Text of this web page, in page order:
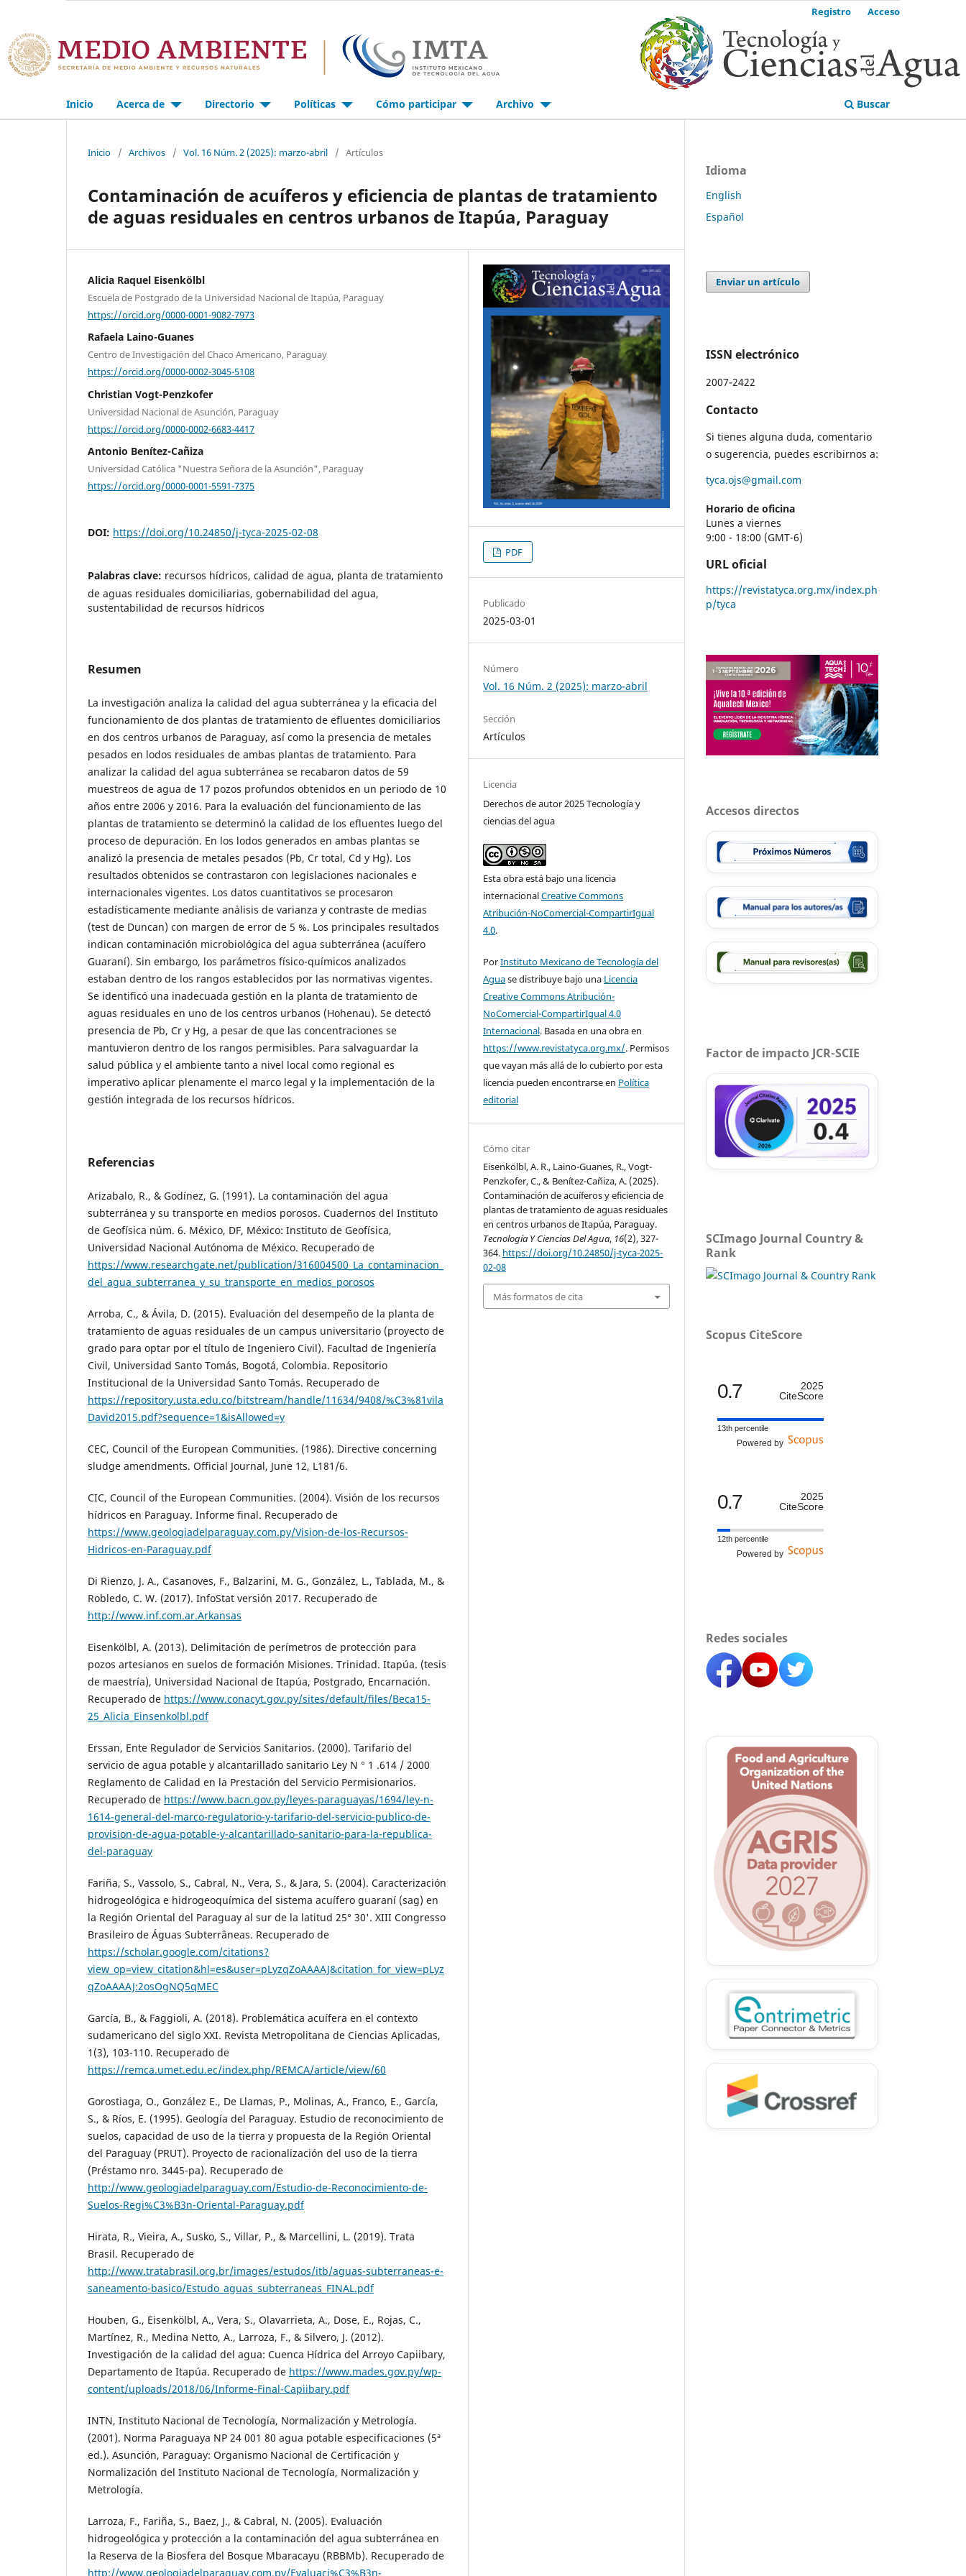
Inicio Acerca de Directorio Políticas Cómo participar Archivo Buscar
Registro Acceso
Inicio / Archivos / Vol. 16 Núm. 2 (2025): marzo-abril / Artículos
Contaminación de acuíferos y eficiencia de plantas de tratamiento
de aguas residuales en centros urbanos de Itapúa, Paraguay
Alicia Raquel Eisenkölbl
Escuela de Postgrado de la Universidad Nacional de Itapúa, Paraguay
https://orcid.org/0000-0001-9082-7973
Rafaela Laino-Guanes
Centro de Investigación del Chaco Americano, Paraguay
https://orcid.org/0000-0002-3045-5108
Christian Vogt-Penzkofer
Universidad Nacional de Asunción, Paraguay
https://orcid.org/0000-0002-6683-4417
Antonio Benítez-Cañiza
Universidad Católica "Nuestra Señora de la Asunción", Paraguay
https://orcid.org/0000-0001-5591-7375
DOI: https://doi.org/10.24850/j-tyca-2025-02-08
Palabras clave: recursos hídricos, calidad de agua, planta de tratamiento
de aguas residuales domiciliarias, gobernabilidad del agua,
sustentabilidad de recursos hídricos
Resumen
La investigación analiza la calidad del agua subterránea y la eficacia del
funcionamiento de dos plantas de tratamiento de efluentes domiciliarios
en dos centros urbanos de Paraguay, así como la presencia de metales
pesados en lodos residuales de ambas plantas de tratamiento. Para
analizar la calidad del agua subterránea se recabaron datos de 59
muestreos de agua de 17 pozos profundos obtenidos en un periodo de 10
años entre 2006 y 2016. Para la evaluación del funcionamiento de las
plantas de tratamiento se determinó la calidad de los efluentes luego del
proceso de depuración. En los lodos generados en ambas plantas se
analizó la presencia de metales pesados (Pb, Cr total, Cd y Hg). Los
resultados obtenidos se contrastaron con legislaciones nacionales e
internacionales vigentes. Los datos cuantitativos se procesaron
estadísticamente mediante análisis de varianza y contraste de medias
(test de Duncan) con margen de error de 5 %. Los principales resultados
indican contaminación microbiológica del agua subterránea (acuífero
Guaraní). Sin embargo, los parámetros físico-químicos analizados
estaban dentro de los rangos establecidos por las normativas vigentes.
Se identificó una inadecuada gestión en la planta de tratamiento de
aguas residuales en uno de los centros urbanos (Hohenau). Se detectó
presencia de Pb, Cr y Hg, a pesar de que las concentraciones se
mantuvieron dentro de los rangos permisibles. Para salvaguardar la
salud pública y el ambiente tanto a nivel local como regional es
imperativo aplicar plenamente el marco legal y la implementación de la
gestión integrada de los recursos hídricos.
Referencias
Arizabalo, R., & Godínez, G. (1991). La contaminación del agua
subterránea y su transporte en medios porosos. Cuadernos del Instituto
de Geofísica núm. 6. México, DF, México: Instituto de Geofísica,
Universidad Nacional Autónoma de México. Recuperado de
https://www.researchgate.net/publication/316004500_La_contaminacion_
del_agua_subterranea_y_su_transporte_en_medios_porosos
Arroba, C., & Ávila, D. (2015). Evaluación del desempeño de la planta de
tratamiento de aguas residuales de un campus universitario (proyecto de
grado para optar por el título de Ingeniero Civil). Facultad de Ingeniería
Civil, Universidad Santo Tomás, Bogotá, Colombia. Repositorio
Institucional de la Universidad Santo Tomás. Recuperado de
https://repository.usta.edu.co/bitstream/handle/11634/9408/%C3%81vila
David2015.pdf?sequence=1&isAllowed=y
CEC, Council of the European Communities. (1986). Directive concerning
sludge amendments. Official Journal, June 12, L181/6.
CIC, Council of the European Communities. (2004). Visión de los recursos
hídricos en Paraguay. Informe final. Recuperado de
https://www.geologiadelparaguay.com.py/Vision-de-los-Recursos-
Hidricos-en-Paraguay.pdf
Di Rienzo, J. A., Casanoves, F., Balzarini, M. G., González, L., Tablada, M., &
Robledo, C. W. (2017). InfoStat versión 2017. Recuperado de
http://www.inf.com.ar.Arkansas
Eisenkölbl, A. (2013). Delimitación de perímetros de protección para
pozos artesianos en suelos de formación Misiones. Trinidad. Itapúa. (tesis
de maestría), Universidad Nacional de Itapúa, Postgrado, Encarnación.
Recuperado de https://www.conacyt.gov.py/sites/default/files/Beca15-
25_Alicia_Einsenkolbl.pdf
Erssan, Ente Regulador de Servicios Sanitarios. (2000). Tarifario del
servicio de agua potable y alcantarillado sanitario Ley N ° 1 .614 / 2000
Reglamento de Calidad en la Prestación del Servicio Permisionarios.
Recuperado de https://www.bacn.gov.py/leyes-paraguayas/1694/ley-n-
1614-general-del-marco-regulatorio-y-tarifario-del-servicio-publico-de-
provision-de-agua-potable-y-alcantarillado-sanitario-para-la-republica-
del-paraguay
Fariña, S., Vassolo, S., Cabral, N., Vera, S., & Jara, S. (2004). Caracterización
hidrogeológica e hidrogeoquímica del sistema acuífero guaraní (sag) en
la Región Oriental del Paraguay al sur de la latitud 25° 30'. XIII Congresso
Brasileiro de Águas Subterrâneas. Recuperado de
https://scholar.google.com/citations?
view_op=view_citation&hl=es&user=pLyzqZoAAAAJ&citation_for_view=pLyz
qZoAAAAJ:2osOgNQ5qMEC
García, B., & Faggioli, A. (2018). Problemática acuífera en el contexto
sudamericano del siglo XXI. Revista Metropolitana de Ciencias Aplicadas,
1(3), 103-110. Recuperado de
https://remca.umet.edu.ec/index.php/REMCA/article/view/60
Gorostiaga, O., González E., De Llamas, P., Molinas, A., Franco, E., García,
S., & Ríos, E. (1995). Geología del Paraguay. Estudio de reconocimiento de
suelos, capacidad de uso de la tierra y propuesta de la Región Oriental
del Paraguay (PRUT). Proyecto de racionalización del uso de la tierra
(Préstamo nro. 3445-pa). Recuperado de
http://www.geologiadelparaguay.com/Estudio-de-Reconocimiento-de-
Suelos-Regi%C3%B3n-Oriental-Paraguay.pdf
Hirata, R., Vieira, A., Susko, S., Villar, P., & Marcellini, L. (2019). Trata
Brasil. Recuperado de
http://www.tratabrasil.org.br/images/estudos/itb/aguas-subterraneas-e-
saneamento-basico/Estudo_aguas_subterraneas_FINAL.pdf
Houben, G., Eisenkölbl, A., Vera, S., Olavarrieta, A., Dose, E., Rojas, C.,
Martínez, R., Medina Netto, A., Larroza, F., & Silvero, J. (2012).
Investigación de la calidad del agua: Cuenca Hídrica del Arroyo Capiibary,
Departamento de Itapúa. Recuperado de https://www.mades.gov.py/wp-
content/uploads/2018/06/Informe-Final-Capiibary.pdf
INTN, Instituto Nacional de Tecnología, Normalización y Metrología.
(2001). Norma Paraguaya NP 24 001 80 agua potable especificaciones (5ª
ed.). Asunción, Paraguay: Organismo Nacional de Certificación y
Normalización del Instituto Nacional de Tecnología, Normalización y
Metrología.
Larroza, F., Fariña, S., Baez, J., & Cabral, N. (2005). Evaluación
hidrogeológica y protección a la contaminación del agua subterránea en
la Reserva de la Biosfera del Bosque Mbaracayu (RBBMb). Recuperado de
http://www.geologiadelparaguay.com.py/Evaluaci%C3%B3n-
PDF
Publicado
2025-03-01
Número
Vol. 16 Núm. 2 (2025): marzo-abril
Sección
Artículos
Licencia
Derechos de autor 2025 Tecnología y
ciencias del agua
Esta obra está bajo una licencia
internacionalCreative Commons
Atribución-NoComercial-CompartirIgual
4.0.
PorInstituto Mexicano de Tecnología del
Aguase distribuye bajo una Licencia
Creative Commons Atribución-
NoComercial-CompartirIgual 4.0
Internacional. Basada en una obra en
https://www.revistatyca.org.mx/. Permisos
que vayan más allá de lo cubierto por esta
licencia pueden encontrarse en Política
editorial
Cómo citar
Eisenkölbl, A. R., Laino-Guanes, R., Vogt-
Penzkofer, C., & Benítez-Cañiza, A. (2025).
Contaminación de acuíferos y eficiencia de
plantas de tratamiento de aguas residuales
en centros urbanos de Itapúa, Paraguay.
Tecnología Y Ciencias Del Agua, 16(2), 327-
364. https://doi.org/10.24850/j-tyca-2025-
02-08
Más formatos de cita
Idioma
English
Español
Enviar un artículo
ISSN electrónico
2007-2422
Contacto
Si tienes alguna duda, comentario
o sugerencia, puedes escribirnos a:
tyca.ojs@gmail.com
Horario de oficina
Lunes a viernes
9:00 - 18:00 (GMT-6)
URL oficial
https://revistatyca.org.mx/index.ph
p/tyca
Accesos directos
Factor de impacto JCR-SCIE
SCImago Journal Country &
Rank
Scopus CiteScore
0.7
2025
CiteScore
13th percentile
Powered by
0.7
2025
CiteScore
12th percentile
Powered by
Redes sociales